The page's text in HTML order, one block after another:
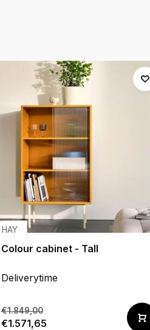
HAY
Colour cabinet - Tall
Deliverytime
€1.849,00
€1.571,65